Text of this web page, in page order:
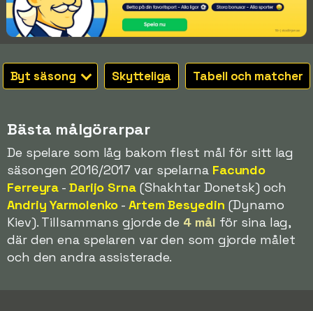
Byt säsong Skytteliga Tabell och matcher
Bästa målgörarpar
De spelare som låg bakom flest mål för sitt lag
säsongen 2016/2017 var spelarna Facundo
Ferreyra - Darijo Srna(Shakhtar Donetsk) och
Andriy Yarmolenko -Artem Besyedin (Dynamo
Kiev). Tillsammans gjorde de 4 mål för sina lag,
där den ena spelaren var den som gjorde målet
och den andra assisterade.